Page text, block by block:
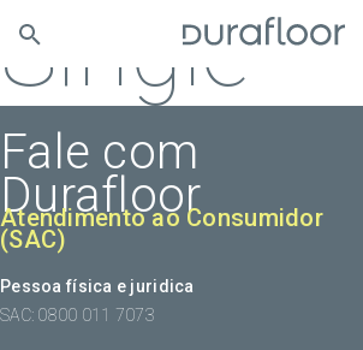
Single
Fale com
Durafloor
Atendimento ao Consumidor
(SAC)
Pessoa física e juridica
SAC: 0800 011 7073